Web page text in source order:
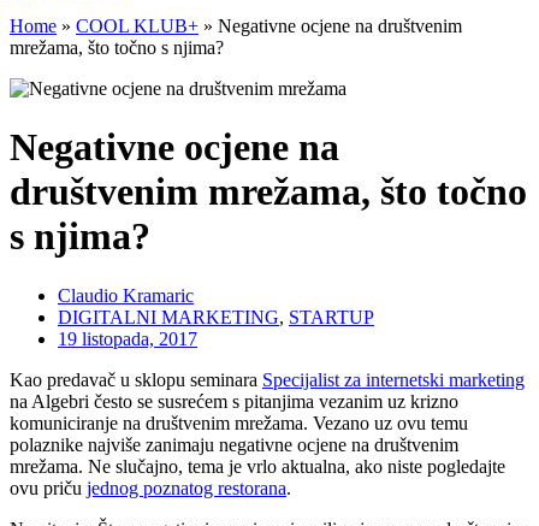
Home » COOL KLUB+ » Negativne ocjene na društvenim
mrežama, što točno s njima?
Negativne ocjene na
društvenim mrežama, što točno
s njima?
Claudio Kramaric
DIGITALNI MARKETING, STARTUP
19 listopada, 2017
Kao predavač u sklopu seminara Specijalist za internetski marketing
na Algebri često se susrećem s pitanjima vezanim uz krizno
komuniciranje na društvenim mrežama. Vezano uz ovu temu
polaznike najviše zanimaju negativne ocjene na društvenim
mrežama. Ne slučajno, tema je vrlo aktualna, ako niste pogledajte
ovu priču jednog poznatog restorana.